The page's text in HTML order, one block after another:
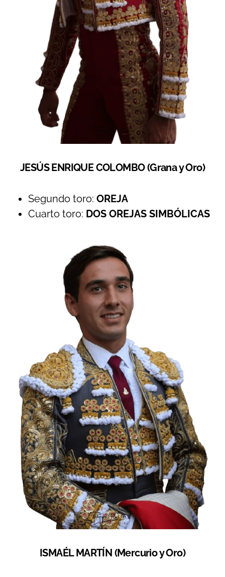
JESÚS ENRIQUE COLOMBO (Grana y Oro)
Segundo toro: OREJA
Cuarto toro: DOS OREJAS SIMBÓLICAS
ISMAÉL MARTÍN (Mercurio y Oro)